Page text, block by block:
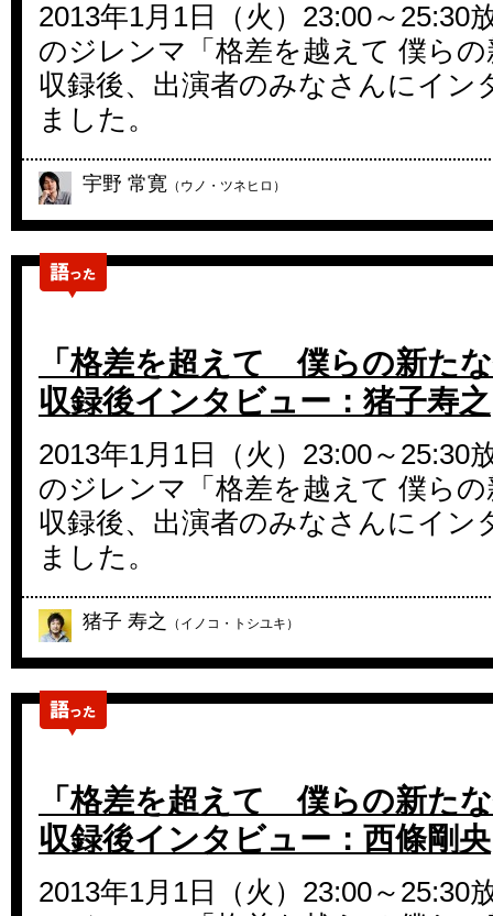
2013年1月1日（火）23:00～25:30
のジレンマ「格差を越えて 僕ら
収録後、出演者のみなさんにイン
ました。
宇野 常寛 （ウノ・ツネヒロ）
「格差を超えて 僕らの新た
収録後インタビュー：猪子寿之
2013年1月1日（火）23:00～25:30
のジレンマ「格差を越えて 僕ら
収録後、出演者のみなさんにイン
ました。
猪子 寿之 （イノコ・トシユキ）
「格差を超えて 僕らの新た
収録後インタビュー：西條剛央
2013年1月1日（火）23:00～25:30